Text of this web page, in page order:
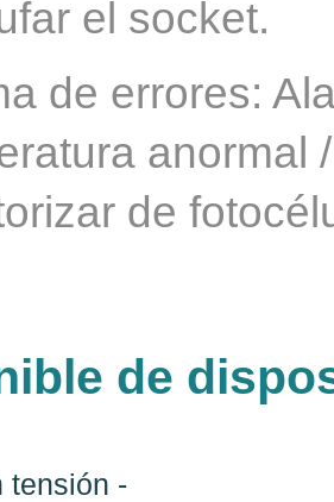
el socket.
de errores:
anormal
de
de
tensión -